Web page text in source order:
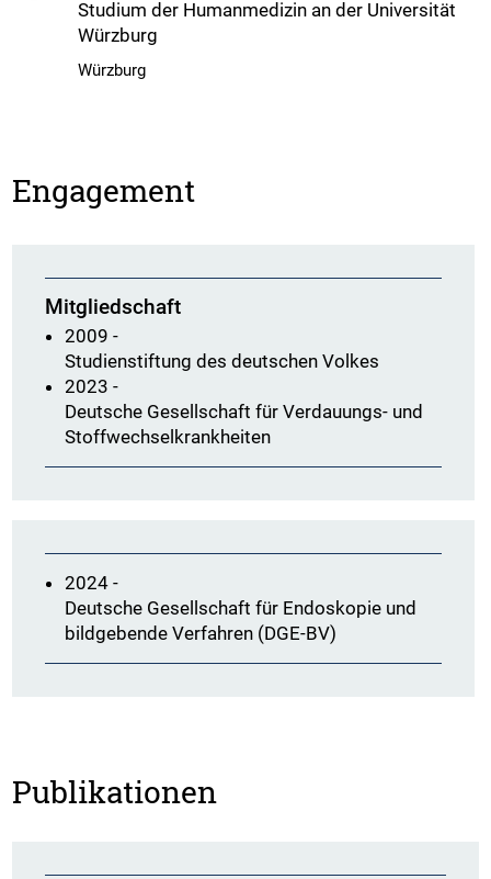
Studium der Humanmedizin an der Universität
Würzburg
Würzburg
Engagement
Mitgliedschaft
2009 -
Studienstiftung des deutschen Volkes
2023 -
Deutsche Gesellschaft für Verdauungs- und
Stoffwechselkrankheiten
2024 -
Deutsche Gesellschaft für Endoskopie und
bildgebende Verfahren (DGE-BV)
Publikationen